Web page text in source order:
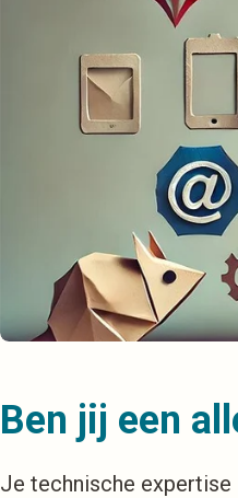
Ben jij een
Je technische expertise